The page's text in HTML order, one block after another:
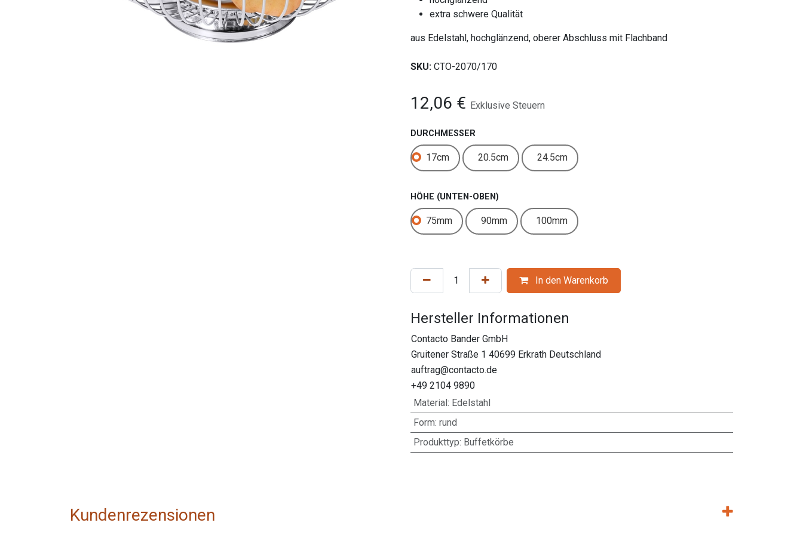
extra schwere Qualität
aus Edelstahl, hochglänzend, oberer Abschluss mit Flachband
SKU: CTO-2070/170
12,06 € Exklusive Steuern
DURCHMESSER
17cm 20.5cm 24.5cm
HÖHE (UNTEN-OBEN)
75mm 90mm 100mm
In den Warenkorb
Hersteller Informationen
Contacto Bander GmbH
Gruitener Straße 1 40699 Erkrath Deutschland
auftrag@contacto.de
+49 2104 9890
Material: Edelstahl
Form: rund
Produkttyp: Buffetkörbe
Kundenrezensionen